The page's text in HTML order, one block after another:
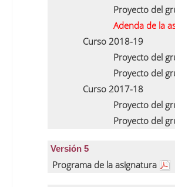
Proyecto del
Adenda de la
Curso 2018-19
Proyecto del
Proyecto del
Curso 2017-18
Proyecto del
Proyecto del
Versión 5
Programa de la asignatura